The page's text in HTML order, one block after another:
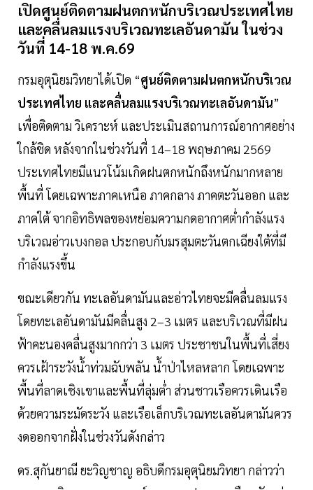
เปิดศูนย์ติดตามฝนตกหนักบริเวณประเทศไทย
และคลื่นลมแรงบริเวณทะเลอันดามัน ในช่วง
วันที่ 14-18 พ.ค.69
กรมอุตุนิยมวิทยาได้เปิด “ศูนย์ติดตามฝนตกหนักบริเวณ
ประเทศไทย และคลื่นลมแรงบริเวณทะเลอันดามัน”
เพื่อติดตาม วิเคราะห์ และประเมินสถานการณ์อากาศอย่าง
ใกล้ชิด หลังจากในช่วงวันที่ 14–18 พฤษภาคม 2569
ประเทศไทยมีแนวโน้มเกิดฝนตกหนักถึงหนักมากหลาย
พื้นที่ โดยเฉพาะภาคเหนือ ภาคกลาง ภาคตะวันออก และ
ภาคใต้ จากอิทธิพลของหย่อมความกดอากาศต่ำกำลังแรง
บริเวณอ่าวเบงกอล ประกอบกับมรสุมตะวันตกเฉียงใต้ที่มี
กำลังแรงขึ้น
ขณะเดียวกัน ทะเลอันดามันและอ่าวไทยจะมีคลื่นลมแรง
โดยทะเลอันดามันมีคลื่นสูง 2–3 เมตร และบริเวณที่มีฝน
ฟ้าคะนองคลื่นสูงมากกว่า 3 เมตร ประชาชนในพื้นที่เสี่ยง
ควรเฝ้าระวังน้ำท่วมฉับพลัน น้ำป่าไหลหลาก โดยเฉพาะ
พื้นที่ลาดเชิงเขาและพื้นที่ลุ่มต่ำ ส่วนชาวเรือควรเดินเรือ
ด้วยความระมัดระวัง และเรือเล็กบริเวณทะเลอันดามันควร
งดออกจากฝั่งในช่วงวันดังกล่าว
ดร.สุกันยาณี ยะวิญชาญ อธิบดีกรมอุตุนิยมวิทยา กล่าวว่า